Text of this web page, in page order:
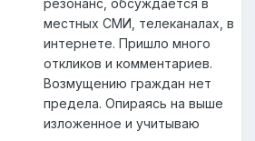
резонанс, обсуждается в
местных СМИ, телеканалах, в
интернете. Пришло много
откликов и комментариев.
Возмущению граждан нет
предела. Опираясь на выше
изложенное и учитываю